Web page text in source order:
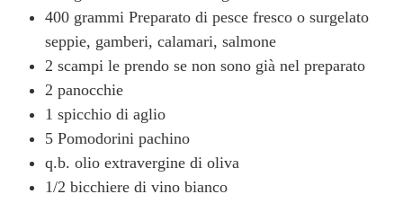
400 grammi Preparato di pesce fresco o surgelato
seppie, gamberi, calamari, salmone
2 scampi le prendo se non sono già nel preparato
2 panocchie
1 spicchio di aglio
5 Pomodorini pachino
q.b. olio extravergine di oliva
1/2 bicchiere di vino bianco